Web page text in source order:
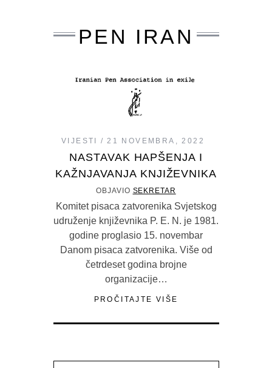
PEN IRAN
VIJESTI 21 NOVEMBRA, 2022
NASTAVAK HAPŠENJA I
KAŽNJAVANJA KNJIŽEVNIKA
OBJAVIO SEKRETAR
Komitet pisaca zatvorenika Svjetskog
udruženje književnika P. E. N. je 1981.
godine proglasio 15. novembar
Danom pisaca zatvorenika. Više od
četrdeset godina brojne
organizacije…
PROČITAJTE VIŠE